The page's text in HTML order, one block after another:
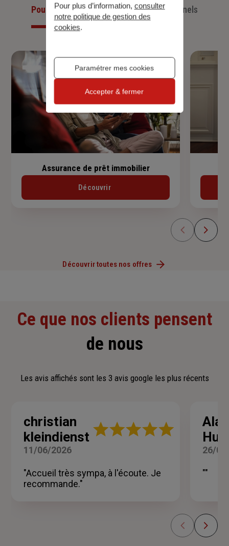
Pour les particuliersPour les professionnels
Assurance de prêt immobilier
Découvrir
Découvrir toutes nos offres
Ce que nos clients pensent
de nous
Les avis affichés sont les 3 avis google les plus récents
christian
kleindienst
Note
étoiles
11/06/2026
"Accueil très sympa, à l'écoute. Je
recommande."
26/
""
Pour plus d’information, consulter
notre politique de gestion des
cookies.
Paramétrer mes cookies
Accepter & fermer